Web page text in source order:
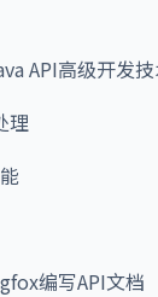
API高级开发
理
编写API文档